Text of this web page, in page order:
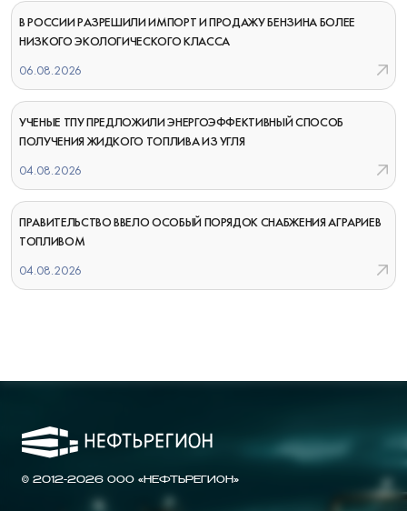
В РОССИИ РАЗРЕШИЛИ ИМПОРТ И ПРОДАЖУ БЕНЗИНА БОЛЕЕ
НИЗКОГО ЭКОЛОГИЧЕСКОГО КЛАССА
06.08.2026
УЧЕНЫЕ ТПУ ПРЕДЛОЖИЛИ ЭНЕРГОЭФФЕКТИВНЫЙ СПОСОБ
ПОЛУЧЕНИЯ ЖИДКОГО ТОПЛИВА ИЗ УГЛЯ
04.08.2026
ПРАВИТЕЛЬСТВО ВВЕЛО ОСОБЫЙ ПОРЯДОК СНАБЖЕНИЯ АГРАРИЕВ
ТОПЛИВОМ
04.08.2026
© 2012-2026 ООО «НЕФТЬРЕГИОН»